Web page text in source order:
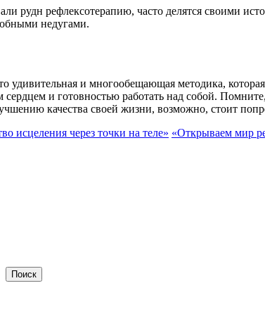
рудн рефлексотерапию, часто делятся своими
недугами.
удивительная и многообещающая методика,
и готовностью работать над собой.
качества своей жизни, возможно, стоит
исцеления через точки на теле» «Открываем мир
Поиск